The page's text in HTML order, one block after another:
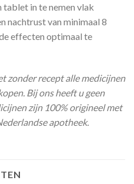
tablet in te nemen vlak
nachtrust van minimaal 8
effecten optimaal te
zonder recept alle medicijnen
Bij ons heeft u geen
zijn 100% origineel met
apotheek.